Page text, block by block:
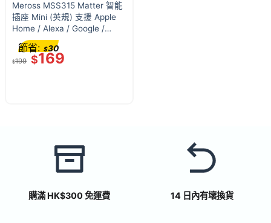
Meross MSS315 Matter 智能
插座 Mini (英規) 支援 Apple
Home / Alexa / Google /
SmartThings 電量監測 跨平台
分控 香港行貨
$199 $169
節省: $30
購滿 HK$300 免運費 14 日內有壞換貨